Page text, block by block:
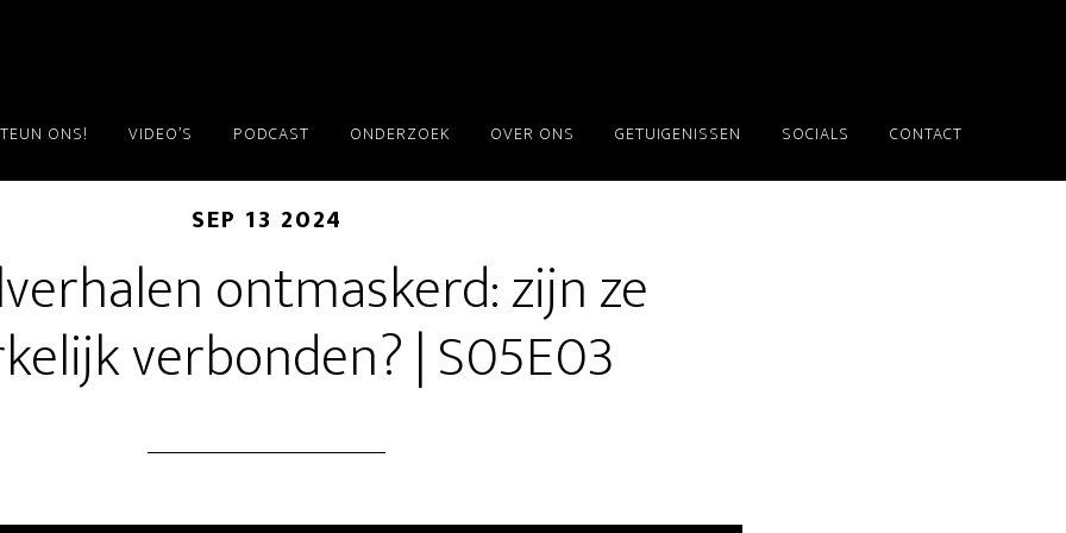
ONS! VIDEO’S PODCAST ONDERZOEK OVER ONS GETUIGENISSEN SOCIALS CONTACT
SEP 13 2024
ontmaskerd: zijn ze
verbonden? | S05E03